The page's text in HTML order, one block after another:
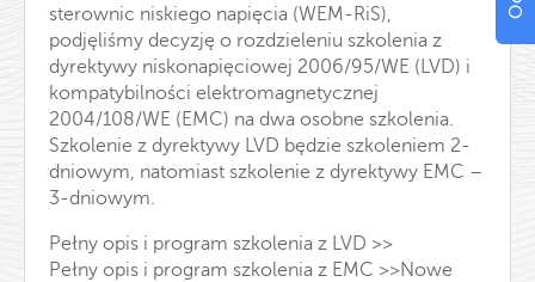
sterownic niskiego napięcia (WEM-RiS),
podjęliśmy decyzję o rozdzieleniu szkolenia z
dyrektywy niskonapięciowej 2006/95/WE (LVD) i
kompatybilności elektromagnetycznej
2004/108/WE (EMC) na dwa osobne szkolenia.
Szkolenie z dyrektywy LVD będzie szkoleniem 2-
dniowym, natomiast szkolenie z dyrektywy EMC –
3-dniowym.
Pełny opis i program szkolenia z LVD >>
Pełny opis i program szkolenia z EMC >>Nowe